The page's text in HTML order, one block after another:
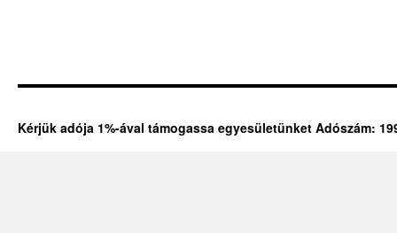
Kérjük adója 1%-ával támogassa egyesületünket Adószám: